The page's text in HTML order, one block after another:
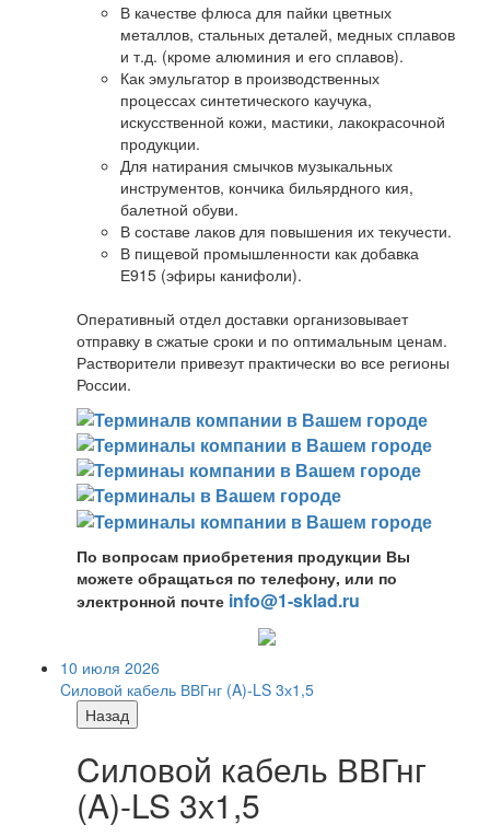
В качестве флюса для пайки цветных
металлов, стальных деталей, медных сплавов
и т.д. (кроме алюминия и его сплавов).
Как эмульгатор в производственных
процессах синтетического каучука,
искусственной кожи, мастики, лакокрасочной
продукции.
Для натирания смычков музыкальных
инструментов, кончика бильярдного кия,
балетной обуви.
В составе лаков для повышения их текучести.
В пищевой промышленности как добавка
Е915 (эфиры канифоли).
Оперативный отдел доставки организовывает
отправку в сжатые сроки и по оптимальным ценам.
Растворители привезут практически во все регионы
России.
По вопросам приобретения продукции Вы
можете обращаться по телефону, или по
электронной почте info@1-sklad.ru
10 июля 2026
Cиловой кабель ВВГнг (A)-LS 3х1,5
Назад
Cиловой кабель ВВГнг
(A)-LS 3х1,5